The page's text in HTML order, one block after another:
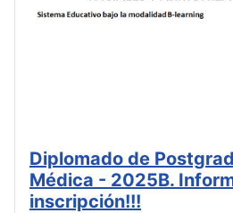
Diplomado de
Médica - 2025B.
inscripción!!!